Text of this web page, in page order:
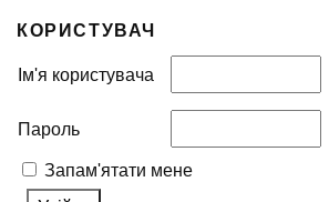
КОРИСТУВАЧ
Ім'я користувача
Пароль
Запам'ятати мене